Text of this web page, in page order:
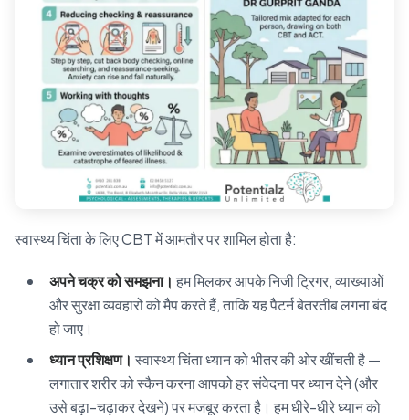
स्वास्थ्य चिंता के लिए CBT में आमतौर पर शामिल होता है:
अपने चक्र को समझना। हम मिलकर आपके निजी ट्रिगर, व्याख्याओं
और सुरक्षा व्यवहारों को मैप करते हैं, ताकि यह पैटर्न बेतरतीब लगना बंद
हो जाए।
ध्यान प्रशिक्षण। स्वास्थ्य चिंता ध्यान को भीतर की ओर खींचती है —
लगातार शरीर को स्कैन करना आपको हर संवेदना पर ध्यान देने (और
उसे बढ़ा-चढ़ाकर देखने) पर मजबूर करता है। हम धीरे-धीरे ध्यान को